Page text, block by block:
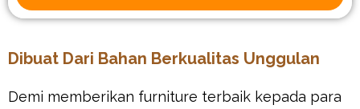
Dibuat Dari Bahan Berkualitas Unggulan
Demi memberikan furniture terbaik kepada para